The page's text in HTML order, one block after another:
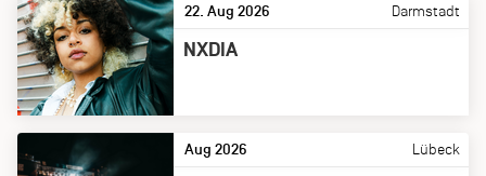
Darmstadt
22. Aug 2026
NXDIA
Lübeck
Aug 2026